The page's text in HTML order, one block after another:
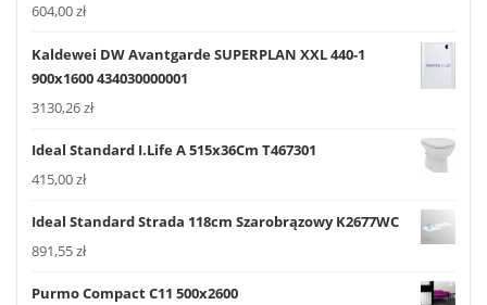
604,00zł
Kaldewei DW Avantgarde SUPERPLAN XXL 440-1
900x1600 434030000001
3130,26zł
Ideal Standard I.Life A 515x36Cm T467301
415,00zł
Ideal Standard Strada 118cm Szarobrązowy K2677WC
891,55zł
Purmo Compact C11 500x2600